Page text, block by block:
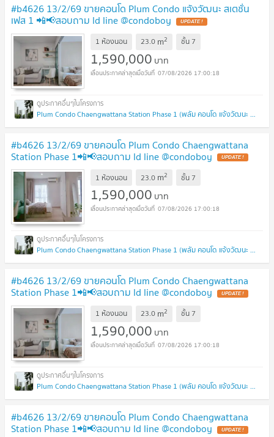
#b4626 13/2/69 ขายคอนโด Plum Condo แจ้งวัฒนะ สเตชั่น
เฟส 1 📲📢สอบถาม ld line @condoboy UPDATE !
1 ห้องนอน 23.0 m2 ชั้น 7
1,590,000 บาท
07/08/2026 17:00:18
Plum Condo Chaengwattana Station Phase 1 (พลัม คอนโด แจ้งวัฒนะ สเตชั่น เฟส 1)
#b4626 13/2/69 ขายคอนโด Plum Condo Chaengwattana
Station Phase 1📲📢สอบถาม ld line @condoboy UPDATE !
1 ห้องนอน 23.0 m2 ชั้น 7
1,590,000 บาท
07/08/2026 17:00:18
Plum Condo Chaengwattana Station Phase 1 (พลัม คอนโด แจ้งวัฒนะ สเตชั่น เฟส 1)
#b4626 13/2/69 ขายคอนโด Plum Condo Chaengwattana
Station Phase 1📲📢สอบถาม ld line @condoboy UPDATE !
1 ห้องนอน 23.0 m2 ชั้น 7
1,590,000 บาท
07/08/2026 17:00:18
Plum Condo Chaengwattana Station Phase 1 (พลัม คอนโด แจ้งวัฒนะ สเตชั่น เฟส 1)
#b4626 13/2/69 ขายคอนโด Plum Condo Chaengwattana
Station Phase 1📲📢สอบถาม ld line @condoboy UPDATE !